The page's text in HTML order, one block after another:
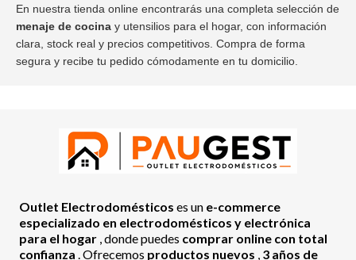
En nuestra tienda online encontrarás una completa selección de
menaje de cocina y utensilios para el hogar, con información
clara, stock real y precios competitivos. Compra de forma
segura y recibe tu pedido cómodamente en tu domicilio.
Outlet Electrodomésticos es un e-commerce
especializado en electrodomésticos y electrónica
para el hogar , donde puedes comprar online con total
confianza . Ofrecemos productos nuevos , 3 años de